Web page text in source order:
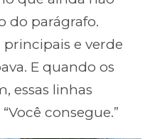
do parágrafo.
e verde
E quando os
essas linhas
consegue.”